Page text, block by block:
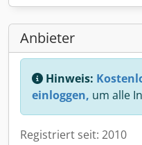
Anbieter
Hinweis:
einloggen, um alle
Registriert seit: 2010